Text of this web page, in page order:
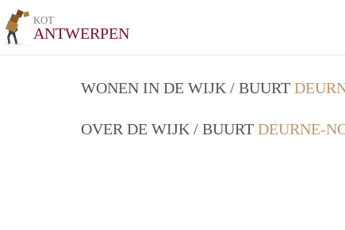
KOT
ANTWERPEN
WONEN IN DE WIJK / BUURT
OVER DE WIJK / BUURT DEURNE-